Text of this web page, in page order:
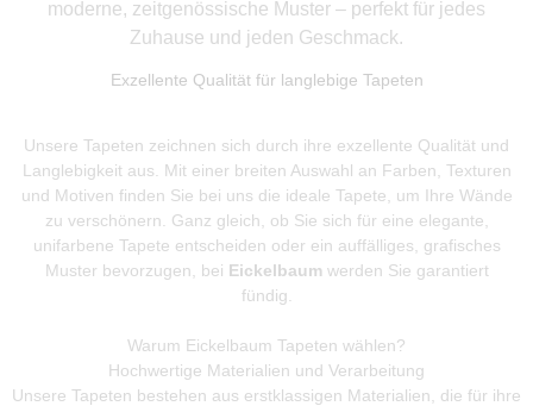
moderne, zeitgenössische Muster – perfekt für jedes
Zuhause und jeden Geschmack.
Exzellente Qualität für langlebige Tapeten
Unsere Tapeten zeichnen sich durch ihre exzellente Qualität und
Langlebigkeit aus. Mit einer breiten Auswahl an Farben, Texturen
und Motiven finden Sie bei uns die ideale Tapete, um Ihre Wände
zu verschönern. Ganz gleich, ob Sie sich für eine elegante,
unifarbene Tapete entscheiden oder ein auffälliges, grafisches
Muster bevorzugen, bei Eickelbaum werden Sie garantiert
fündig.
Warum Eickelbaum Tapeten wählen?
Hochwertige Materialien und Verarbeitung
Unsere Tapeten bestehen aus erstklassigen Materialien, die für ihre